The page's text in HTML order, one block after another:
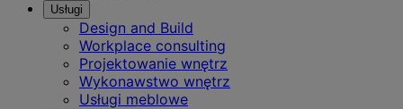
Usługi
Design and Build
Workplace consulting
Projektowanie wnętrz
Wykonawstwo wnętrz
Usługi meblowe